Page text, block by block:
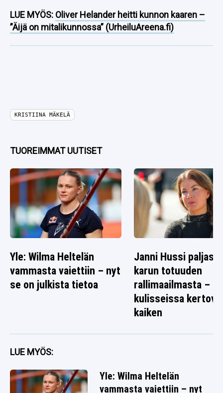
LUE MYÖS: Oliver Helander heitti kunnon kaaren –
”Äijä on mitalikunnossa” (UrheiluAreena.fi)
KRISTIINA MÄKELÄ
TUOREIMMAT UUTISET
Yle: Wilma Heltelän
vammasta vaiettiin – nyt
se on julkista tietoa
Janni Hussi paljasti
karun totuuden
rallimaailmasta –
kulisseissa
kaiken
LUE MYÖS:
Yle: Wilma Heltelän
vammasta vaiettiin – nyt